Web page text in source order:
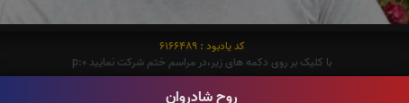
روح شادروان
کد یادبود : 6166489
با کلیک بر روی دکمه های زیر،در مراسم ختم شرکت نمایید p:0
هدیه زیارت ویژه رحلت رسول اکرم(ص)